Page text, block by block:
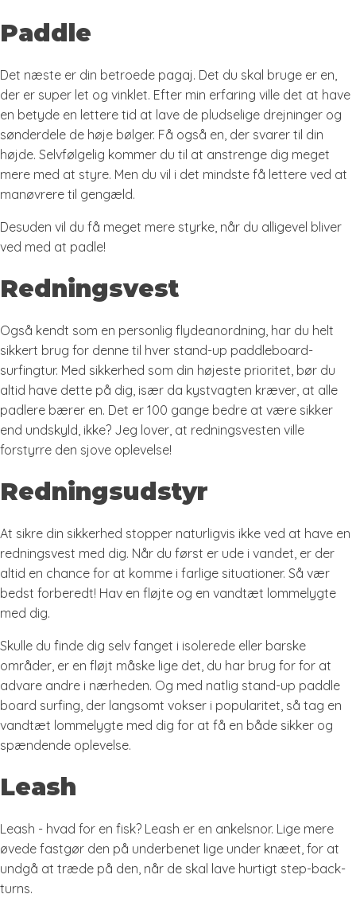
Paddle
Det næste er din betroede pagaj. Det du skal bruge er en,
der er super let og vinklet. Efter min erfaring ville det at have
en betyde en lettere tid at lave de pludselige drejninger og
sønderdele de høje bølger. Få også en, der svarer til din
højde. Selvfølgelig kommer du til at anstrenge dig meget
mere med at styre. Men du vil i det mindste få lettere ved at
manøvrere til gengæld.
Desuden vil du få meget mere styrke, når du alligevel bliver
ved med at padle!
Redningsvest
Også kendt som en personlig flydeanordning, har du helt
sikkert brug for denne til hver stand-up paddleboard-
surfingtur. Med sikkerhed som din højeste prioritet, bør du
altid have dette på dig, især da kystvagten kræver, at alle
padlere bærer en. Det er 100 gange bedre at være sikker
end undskyld, ikke? Jeg lover, at redningsvesten ville
forstyrre den sjove oplevelse!
Redningsudstyr
At sikre din sikkerhed stopper naturligvis ikke ved at have en
redningsvest med dig. Når du først er ude i vandet, er der
altid en chance for at komme i farlige situationer. Så vær
bedst forberedt! Hav en fløjte og en vandtæt lommelygte
med dig.
Skulle du finde dig selv fanget i isolerede eller barske
områder, er en fløjt måske lige det, du har brug for for at
advare andre i nærheden. Og med natlig stand-up paddle
board surfing, der langsomt vokser i popularitet, så tag en
vandtæt lommelygte med dig for at få en både sikker og
spændende oplevelse.
Leash
Leash - hvad for en fisk? Leash er en ankelsnor. Lige mere
øvede fastgør den på underbenet lige under knæet, for at
undgå at træde på den, når de skal lave hurtigt step-back-
turns.